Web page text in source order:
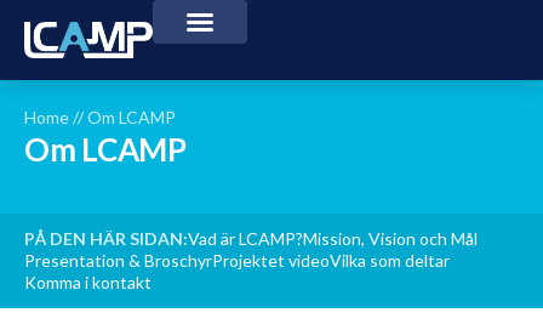
Home//Om LCAMP
Om LCAMP
PÅ DEN HÄR SIDAN:Vad är LCAMP?Mission, Vision och Mål
Presentation & BroschyrProjektet videoVilka som deltar
Komma i kontakt